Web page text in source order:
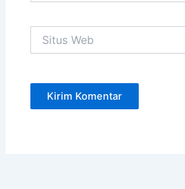
Web